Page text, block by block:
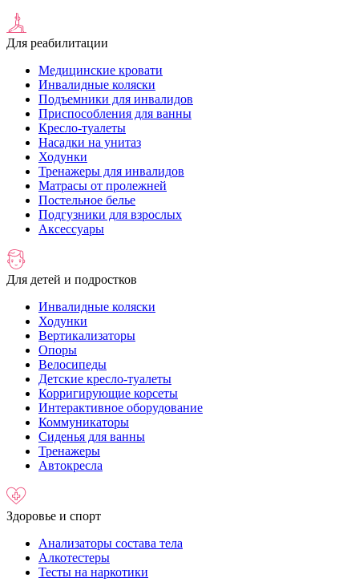
Для реабилитации
Медицинские кровати
Инвалидные коляски
Подъемники для инвалидов
Приспособления для ванны
Кресло-туалеты
Насадки на унитаз
Ходунки
Тренажеры для инвалидов
Матрасы от пролежней
Постельное белье
Подгузники для взрослых
Аксессуары
Для детей и подростков
Инвалидные коляски
Ходунки
Вертикализаторы
Опоры
Велосипеды
Детские кресло-туалеты
Корригирующие корсеты
Интерактивное оборудование
Коммуникаторы
Сиденья для ванны
Тренажеры
Автокресла
Здоровье и спорт
Анализаторы состава тела
Алкотестеры
Тесты на наркотики